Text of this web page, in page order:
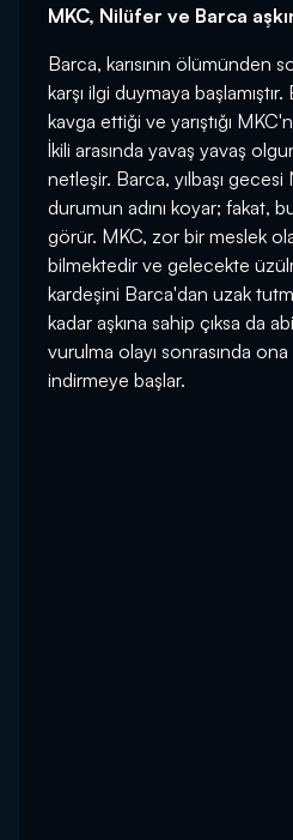
MKC, Nilüfer ve Barca
Barca, karısının ölümünden
karşı ilgi duymaya
kavga ettiği ve yarıştığı
İkili arasında yavaş yavaş
netleşir. Barca, yılbaşı
durumun adını koyar; fakat,
görür. MKC, zor bir meslek
bilmektedir ve gelecekte
kardeşini Barca'dan uzak
kadar aşkına sahip çıksa da
vurulma olayı sonrasında ona
indirmeye başlar.